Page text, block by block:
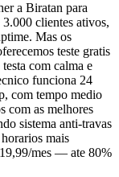
a Biratan para
clientes ativos,
Mas os
teste gratis
com calma e
funciona 24
com tempo medio
com as melhores
sistema anti-travas
mais
mes — ate 80%